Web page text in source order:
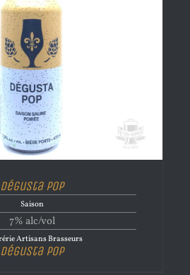
Dégusta Pop
Saison
7% alc/vol
Artisans Brasseurs
Dégusta Pop